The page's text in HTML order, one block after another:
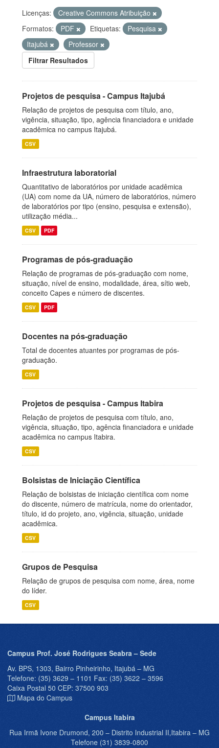
Licenças:
Creative Commons Atribuição
Formatos:
PDF Etiquetas:
Pesquisa
Itajubá
Professor
Filtrar Resultados
Projetos de pesquisa - Campus Itajubá
Relação de projetos de pesquisa com título, ano,
vigência, situação, tipo, agência financiadora e unidade
acadêmica no campus Itajubá.
CSV
Infraestrutura laboratorial
Quantitativo de laboratórios por unidade acadêmica
(UA) com nome da UA, número de laboratórios, número
de laboratórios por tipo (ensino, pesquisa e extensão),
utilização média...
CSV PDF
Programas de pós-graduação
Relação de programas de pós-graduação com nome,
situação, nível de ensino, modalidade, área, sítio web,
conceito Capes e número de discentes.
CSV PDF
Docentes na pós-graduação
Total de docentes atuantes por programas de pós-
graduação.
CSV
Projetos de pesquisa - Campus Itabira
Relação de projetos de pesquisa com título, ano,
vigência, situação, tipo, agência financiadora e unidade
acadêmica no campus Itabira.
CSV
Bolsistas de Iniciação Científica
Relação de bolsistas de iniciação científica com nome
do discente, número de matrícula, nome do orientador,
título, id do projeto, ano, vigência, situação, unidade
acadêmica.
CSV
Grupos de Pesquisa
Relação de grupos de pesquisa com nome, área, nome
do líder.
CSV
Campus Prof. José Rodrigues Seabra – Sede
Av. BPS, 1303, Bairro Pinheirinho, Itajubá – MG
Telefone: (35) 3629 – 1101 Fax: (35) 3622 – 3596
Caixa Postal 50 CEP: 37500 903
Mapa do Campus
Campus Itabira
Rua Irmã Ivone Drumond, 200 – Distrito Industrial II,Itabira – MG
Telefone (31) 3839-0800